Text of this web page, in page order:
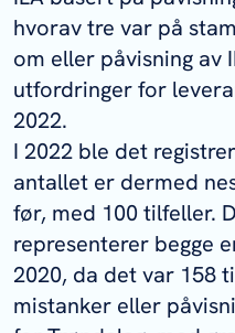
hvorav tre var på
om eller påvisning av
utfordringer for
2022.
I 2022 ble det
antallet er dermed
før, med 100 tilfeller.
representerer begge
2020, da det var 158
mistanker eller